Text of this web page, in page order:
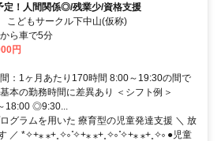
定！人間関係◎/残業少/資格支援
どもサークル下中山(仮称)
ら車で5分
円
：1ヶ月あたり170時間 8:00～19:30の間で
本の勤務時間に差異あり ＜シフト例＞
◎9:30...
グラムを用いた 療育型の児童発達支援 ＼ 放
／ *✧+⁎ ⁎+˳✧༚ ̊✧+⁎ ⁎+˳✧༚ ̊✧+⁎ ⁎+˳✧༚ ●児童